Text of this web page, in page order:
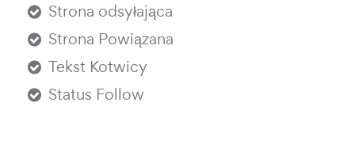
Strona odsyłająca
Strona Powiązana
Tekst Kotwicy
Status Follow